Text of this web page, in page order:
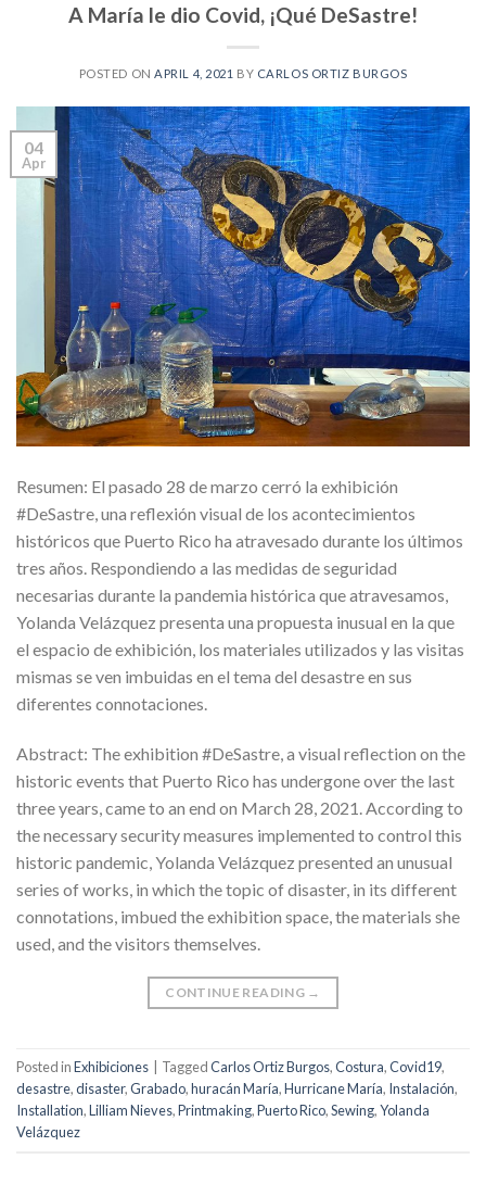
A María le dio Covid, ¡Qué DeSastre!
POSTED ONAPRIL 4, 2021 BY CARLOS ORTIZ BURGOS
04
Apr
Resumen: El pasado 28 de marzo cerró la exhibición
#DeSastre, una reflexión visual de los acontecimientos
históricos que Puerto Rico ha atravesado durante los últimos
tres años. Respondiendo a las medidas de seguridad
necesarias durante la pandemia histórica que atravesamos,
Yolanda Velázquez presenta una propuesta inusual en la que
el espacio de exhibición, los materiales utilizados y las visitas
mismas se ven imbuidas en el tema del desastre en sus
diferentes connotaciones.
Abstract: The exhibition #DeSastre, a visual reflection on the
historic events that Puerto Rico has undergone over the last
three years, came to an end on March 28, 2021. According to
the necessary security measures implemented to control this
historic pandemic, Yolanda Velázquez presented an unusual
series of works, in which the topic of disaster, in its different
connotations, imbued the exhibition space, the materials she
used, and the visitors themselves.
CONTINUE READING →
Posted inExhibiciones TaggedCarlos Ortiz Burgos,Costura,Covid19,
desastre,disaster,Grabado,huracán María,Hurricane María, Instalación,
Installation,Lilliam Nieves,Printmaking,Puerto Rico,Sewing,Yolanda
Velázquez